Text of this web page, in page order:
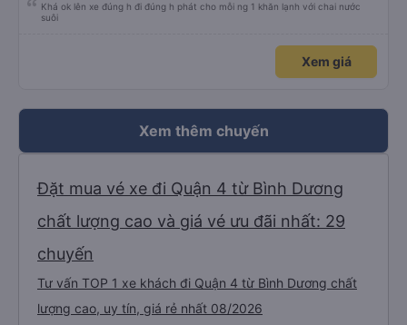
Khá ok lên xe đúng h đi đúng h phát cho mỗi ng 1 khăn lạnh với chai nước
suôi
Xem giá
Xem thêm chuyến
Đặt mua vé xe đi Quận 4 từ Bình Dương
chất lượng cao và giá vé ưu đãi nhất: 29
chuyến
Tư vấn TOP 1 xe khách đi Quận 4 từ Bình Dương chất
lượng cao, uy tín, giá rẻ nhất 08/2026